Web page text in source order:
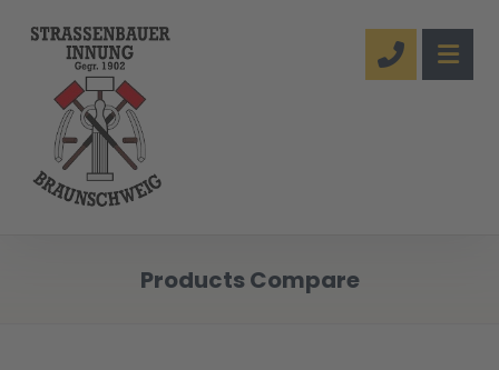
Products Compare